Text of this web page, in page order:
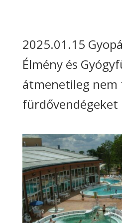
2025.01.15
Élmény és
átmenetileg nem
fürdővendégeket